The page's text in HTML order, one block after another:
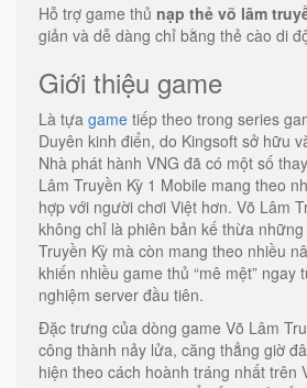
Hỗ trợ game thủ nạp thẻ võ lâm
giản và dễ dàng chỉ bằng thẻ cào di
Giới thiệu game
Là tựa game tiếp theo trong series
Duyên kinh điển, do Kingsoft sở hữu
Nhà phát hành VNG đã có một số
Lâm Truyền Kỳ 1 Mobile mang theo
hợp với người chơi Việt hơn. Võ Lâm
không chỉ là phiên bản kế thừa
Truyền Kỳ mà còn mang theo nhiều
khiến nhiều game thủ “mê mệt” ngay
nghiệm server đầu tiên.
Đặc trưng của dòng game Võ Lâm
công thành nảy lửa, căng thẳng giờ
hiện theo cách hoành tráng nhất trên